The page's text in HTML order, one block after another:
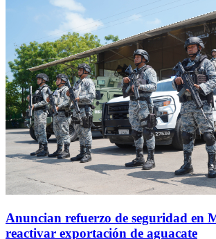
Anuncian refuerzo de seguridad en
reactivar exportación de aguacate